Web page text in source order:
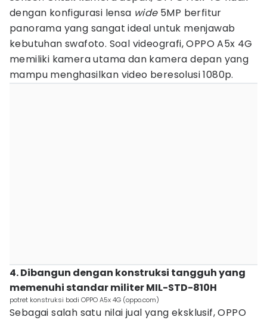
dengan konfigurasi lensa wide5MP berfitur
panorama yang sangat ideal untuk menjawab
kebutuhan swafoto. Soal videografi, OPPO A5x 4G
memiliki kamera utama dan kamera depan yang
mampu menghasilkan video beresolusi 1080p.
4. Dibangun dengan konstruksi tangguh yang
memenuhi standar militer MIL-STD-810H
potret konstruksi bodi OPPO A5x 4G (oppo.com)
Sebagai salah satu nilai jual yang eksklusif, OPPO